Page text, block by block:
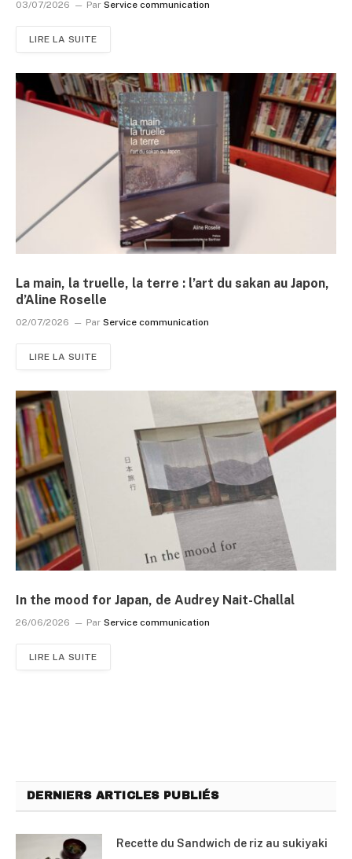
03/07/2026 Par Service communication
LIRE LA SUITE
La main, la truelle, la terre : l’art du sakan au Japon,
d’Aline Roselle
02/07/2026 Par Service communication
LIRE LA SUITE
In the mood for Japan, de Audrey Nait-Challal
26/06/2026 Par Service communication
LIRE LA SUITE
DERNIERS ARTICLES PUBLIÉS
Recette du Sandwich de riz au sukiyaki